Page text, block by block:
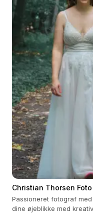
Christian Thorsen Foto
Passioneret fotograf
dine øjeblikke med